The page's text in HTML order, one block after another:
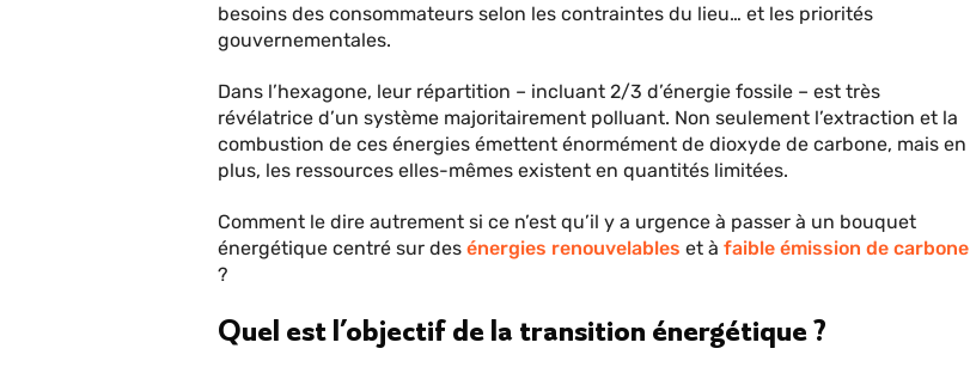
besoins des consommateurs selon les contraintes du lieu… et les priorités
gouvernementales.
Dans l’hexagone, leur répartition – incluant 2/3 d’énergie fossile – est très
révélatrice d’un système majoritairement polluant. Non seulement l’extraction et la
combustion de ces énergies émettent énormément de dioxyde de carbone, mais en
plus, les ressources elles-mêmes existent en quantités limitées.
Comment le dire autrement si ce n’est qu’il y a urgence à passer à un bouquet
énergétique centré sur des énergies renouvelables et à faible émission de carbone
?
Quel est l’objectif de la transition énergétique ?